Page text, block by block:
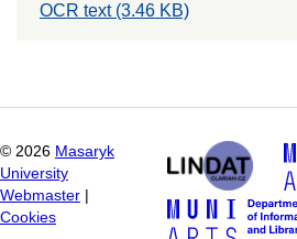
OCR text (3.46 KB)
© 2026 Masaryk
University
Webmaster
Cookies